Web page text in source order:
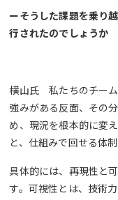
ーそうした課題を乗り
行されたのでしょうか
横山氏 私たちのチーム
強みがある反面、その
め、現況を根本的に変
と、仕組みで回せる体
具体的には、再現性と
す。可視性とは、技術